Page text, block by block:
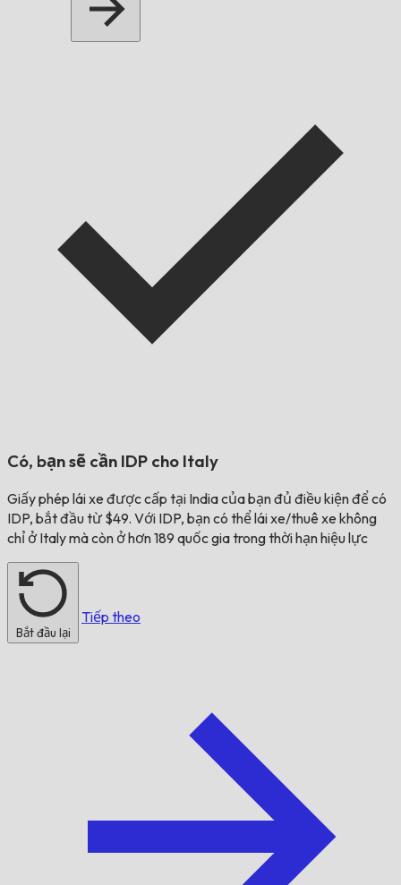
Có, bạn sẽ cần IDP cho Italy
Giấy phép lái xe được cấp tại Indiacủa bạn đủ điều kiện để có
IDP, bắt đầu từ $49. Với IDP, bạn có thể lái xe/thuê xe không
chỉ ởItalymà còn ở hơn 189 quốc gia trong thời hạn hiệu lực
Bắt đầu lại
Tiếp theo